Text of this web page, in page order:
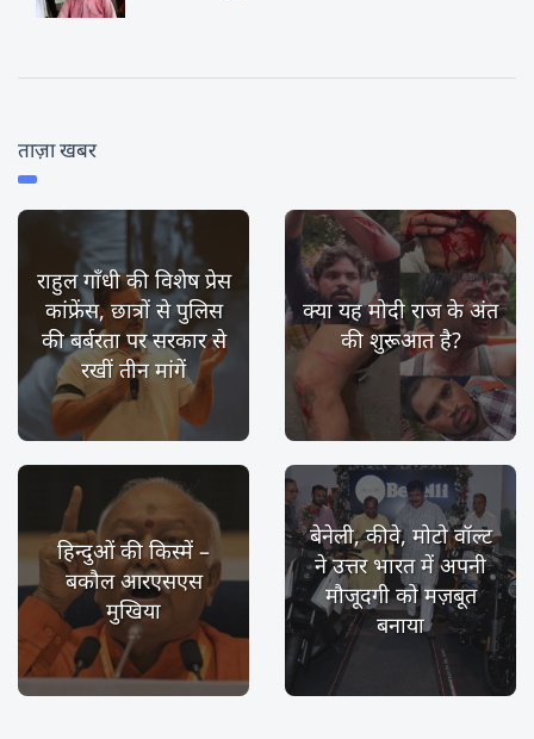
ताज़ा खबर
राहुल गाँधी की विशेष प्रेस
कांफ्रेंस, छात्रों से पुलिस
की बर्बरता पर सरकार से
रखीं तीन मांगें
क्या यह मोदी राज के अंत
की शुरूआत है?
हिन्दुओं की किस्में –
बकौल आरएसएस
मुखिया
बेनेली, कीवे, मोटो वॉल्ट
ने उत्तर भारत में अपनी
मौजूदगी को मज़बूत
बनाया